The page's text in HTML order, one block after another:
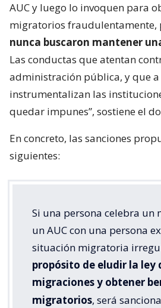
AUC y luego lo invoquen para
migratorios fraudulentamente,
nunca buscaron mantener
Las conductas que atentan
administración pública, y que a
instrumentalizan las
quedar impunes”, sostiene el
En concreto, las sanciones
siguientes:
Si una persona celebra un
un AUC con una persona
situación migratoria
propósito de eludir la ley
migraciones y obtener
migratorios, será